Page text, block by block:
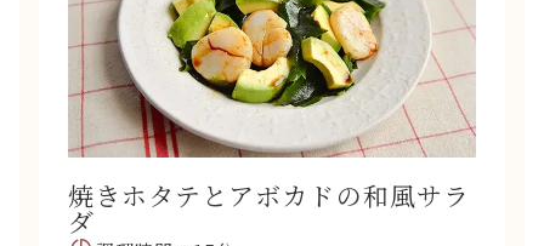
焼きホタテとアボカドの和風サラ
ダ